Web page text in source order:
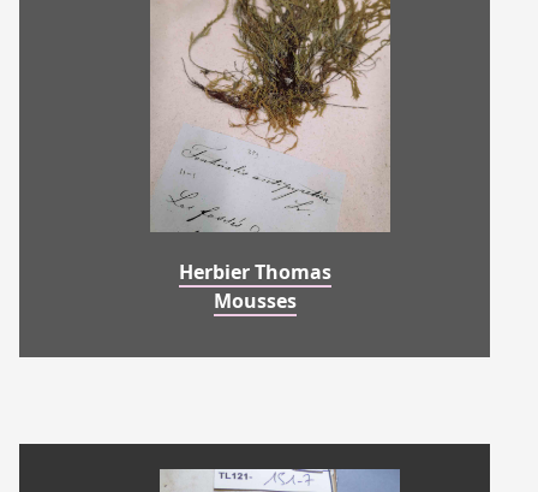
Herbier Thomas
Mousses